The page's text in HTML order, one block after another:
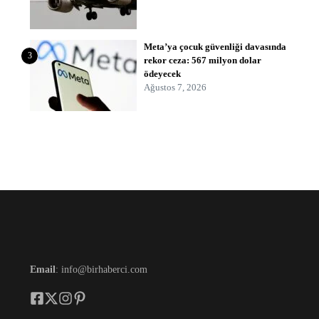
3
Meta’ya çocuk güvenliği davasında
rekor ceza: 567 milyon dolar
ödeyecek
Ağustos 7, 2026
Email: info@birhaberci.com